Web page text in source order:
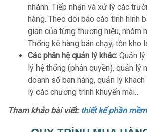
nhánh. Tiếp nhận và xử lý các
hàng. Theo dõi bão cáo tình hình
gian của từng thương hiệu, nhóm
Thống kê hàng bán chạy, tồn kho
Các phân hệ quản lý khác: Quản lý
lý hệ thống (phân quyền), quản lý
doanh số bán hàng, quản lý
lý các chương trình khuyến mãi…
Tham khảo bài viết: thiết kế phần